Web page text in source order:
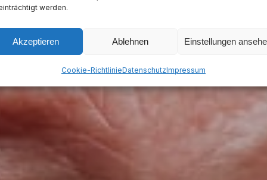
werden.
Akzeptieren Ablehnen Einstellungen
Cookie-RichtlinieDatenschutzImpressum